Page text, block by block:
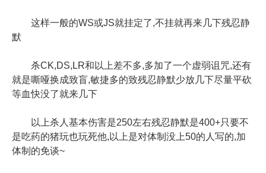
这样一般的WS或JS就挂定了,不挂就再来几下残忍静
默
杀CK,DS,LR和以上差不多,多加了一个虚弱诅咒,还有
就是嘶哑换成致盲,敏捷多的致残忍静默少放几下尽量平砍
等血快没了就来几下
以上杀人基本伤害是250左右残忍静默是400+只要不
是吃药的猪玩也玩死他,以上是对体制没上50的人写的,加
体制的免谈~